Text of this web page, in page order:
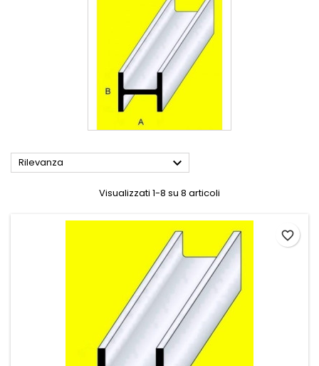
Rilevanza 
Visualizzati 1-8 su 8 articoli
favorite_border